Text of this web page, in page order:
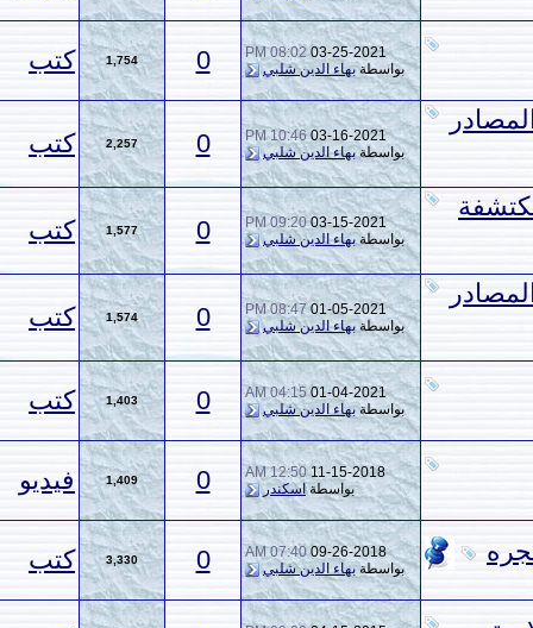
08:02 PM
0
1,754 كتب
03-16-
10:46 PM
0
2,257 كتب
03-15-
09:20 PM
0
1,577 كتب
01-05-
08:47 PM
0
1,574 كتب
04:15 AM
0
1,403 كتب
12:50 AM
0
1,409 فيديو
09-26-
07:40 AM
بهاء الدين شلبي 0
3,330 كتب